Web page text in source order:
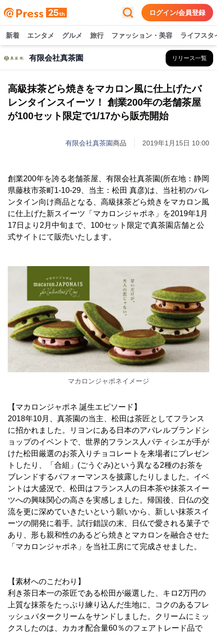
ログイン/会員登録
新着 エンタメ グルメ 旅行 ファッション・美容 ライフスタ
有限会社真茶園 リリース一覧
高級抹茶どら焼きをマカロン風に仕上げたバ
レンタインスイーツ！ 創業200年の老舗茶屋
が100セット限定で1/17から販売開始
有限会社真茶園商品 2019年1月15日 10:00
創業200年を誇る老舗茶屋、有限会社真茶園(所在地：静岡
県藤枝市茶町1-10-29、当主：松田 真彦)は、当社初のバレ
ンタイン向け商品となる、高級抹茶どら焼きをマカロン風
に仕上げた新スイーツ「マカロンジャポネ」を2019年1月
17日より2月中旬まで、100セット限定で真茶園店舗と公
式サイトにて販売いたします。
マカロンジャポネイメージ
【マカロンジャポネ 誕生エピソード】
2018年10月、真茶園の当主、松田は茶匠としてフランス
に招かれました。リヨンにある日本のアパレルブランドシ
ョップのイベントで、世界的フランス人パティシエが手が
けた松田厳選のお茶入りチョコレートを来場者にプレゼン
トしたり、「合組」(ごうぐみ)という異なる2種のお茶を
ブレンドするパフォーマンスを披露したりしました。イベ
ントは大盛況で、松田はフランス人の日本茶や抹茶スイー
ツへの興味関心の高さを実感しました。帰国後、日仏の交
流を更に深めていきたいという願いから、新しい抹茶スイ
ーツの開発に着手。試行錯誤の末、日仏で愛される菓子で
あり、形も親和性のあるどら焼きとマカロンを融合させた
「マカロンジャポネ」を当社工房にて完成させました。
【素材へのこだわり】
利き茶日本一の茶匠である松田が厳選した、キロ2万円の
上質な抹茶をたっぷり練り込んだ生地に、コクのあるフレ
ッシュバタークリームをサンドしました。クリームにミッ
クスしたのは、カカオ配合量60％のフェアトレード品で